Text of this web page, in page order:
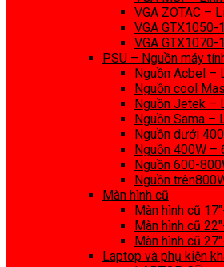
VGA ZOTAC –
VGA
VGA
PSU – Nguồn máy
Nguồn Acbel –
Nguồn cool
Nguồn Jetek –
Nguồn Sama –
Nguồn dưới
Nguồn 400W –
Nguồn 600-
Nguồn
Màn hình cũ
Màn hình cũ
Màn hình cũ
Màn hình cũ
Laptop và phụ kiện